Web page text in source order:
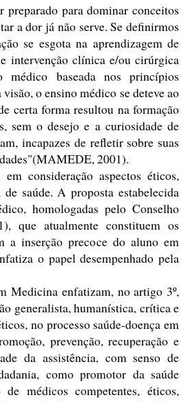
para dominar conceitos
a dor já não serve. Se definirmos
se esgota na aprendizagem de
intervenção clínica e/ou cirúrgica
baseada nos princípios
o ensino médico se deteve ao
certa forma resultou na formação
sem o desejo e a curiosidade de
incapazes de refletir sobre suas
2001).
consideração aspectos éticos,
saúde. A proposta estabelecida
homologadas pelo Conselho
que atualmente constituem os
a inserção precoce do aluno em
o papel desempenhado pela
Medicina enfatizam, no artigo 3º,
generalista, humanística, crítica e
no processo saúde-doença em
prevenção, recuperação e
da assistência, com senso de
como promotor da saúde
médicos competentes, éticos,